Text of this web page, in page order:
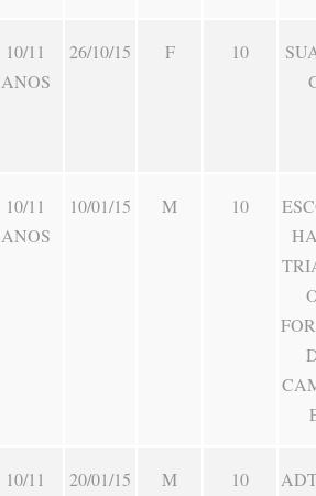
10/11
ANOS
26/10/15 F 10
10/11
ANOS
10/01/15 M 10
10/11
20/01/15 M 10